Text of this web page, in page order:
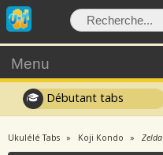
Menu
Débutant tabs
Ukulélé Tabs Koji Kondo